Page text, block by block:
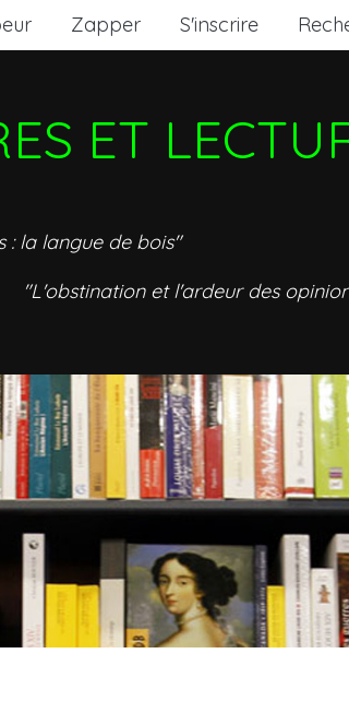
Zapper S'inscrire
ET
: la langue de bois"
"L'obstination et l'ardeur des